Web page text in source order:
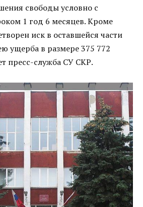
свободы условно с
1 год 6 месяцев. Кроме
иск в оставшейся части
ущерба в размере 375 772
пресс-служба СУ СКР.